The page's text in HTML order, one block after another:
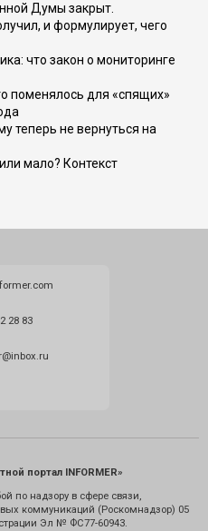
Думы закрыт.
и формулирует, чего
что закон о мониторинге
поменялось для «спящих»
теперь не вернуться на
мало? Контекст
28 83
портал INFORMER»
по надзору в сфере связи,
коммуникаций (Роскомнадзор) 05
Эл № ФС77-60943.